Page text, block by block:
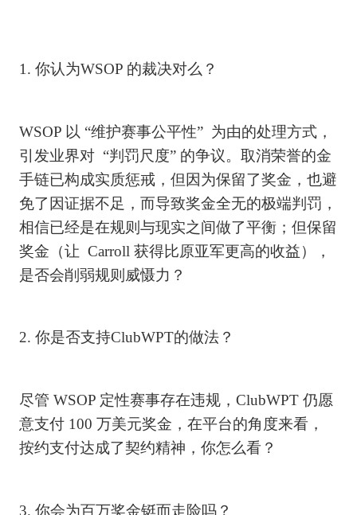
1. 你认为WSOP 的裁决对么？
WSOP 以 “维护赛事公平性” 为由的处理方式，
引发业界对 “判罚尺度” 的争议。取消荣誉的金
手链已构成实质惩戒，但因为保留了奖金，也避
免了因证据不足，而导致奖金全无的极端判罚，
相信已经是在规则与现实之间做了平衡；但保留
奖金（让 Carroll 获得比原亚军更高的收益），
是否会削弱规则威慑力？
2. 你是否支持ClubWPT的做法？
尽管 WSOP 定性赛事存在违规，ClubWPT 仍愿
意支付 100 万美元奖金，在平台的角度来看，
按约支付达成了契约精神，你怎么看？
3. 你会为百万奖金铤而走险吗？